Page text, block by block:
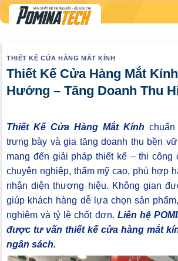
Skip
to
THIẾT KẾ CỬA HÀNG MẮT KÍNH
Thiết Kế Cửa Hàng Mắt
Hướng – Tăng Doanh Thu
Thiết Kế Cửa Hàng Mắt Kính
trưng bày và gia tăng doanh thu bền
mang đến giải pháp thiết kế – thi công
chuyên nghiệp, thẩm mỹ cao, phù hợp
nhận diện thương hiệu. Không gian
giúp khách hàng dễ lựa chọn sản
nghiệm và tỷ lệ chốt đơn. Liên hệ
được tư vấn thiết kế cửa hàng mắt
ngân sách.